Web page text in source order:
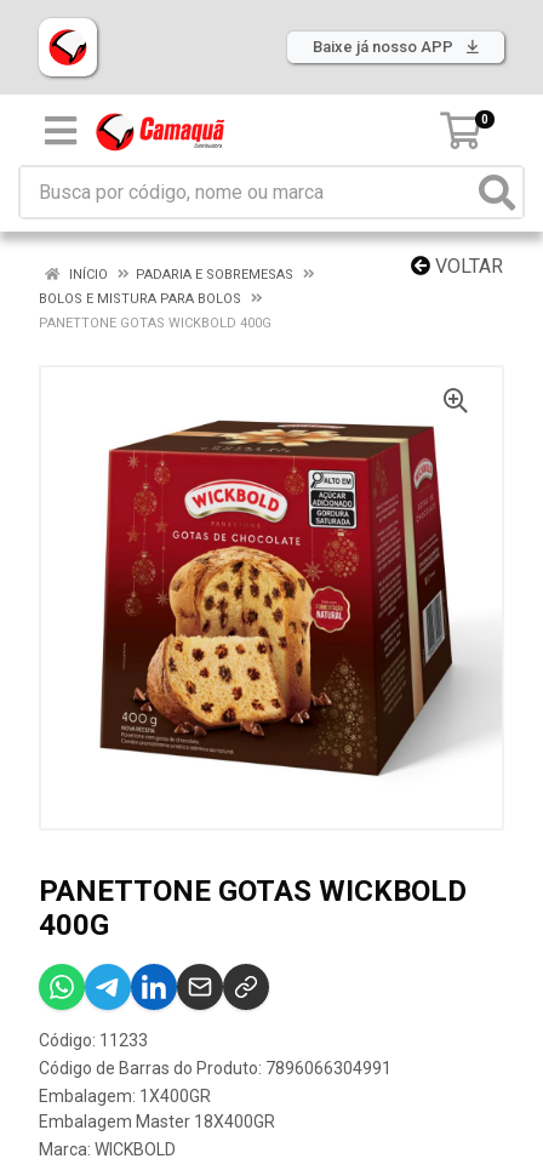
Baixe já nosso APP
0
VOLTAR
INÍCIO
PADARIA E SOBREMESAS
BOLOS E MISTURA PARA BOLOS
PANETTONE GOTAS WICKBOLD 400G
PANETTONE GOTAS WICKBOLD
400G
Código: 11233
Código de Barras do Produto: 7896066304991
Embalagem: 1X400GR
Embalagem Master 18X400GR
Marca: WICKBOLD